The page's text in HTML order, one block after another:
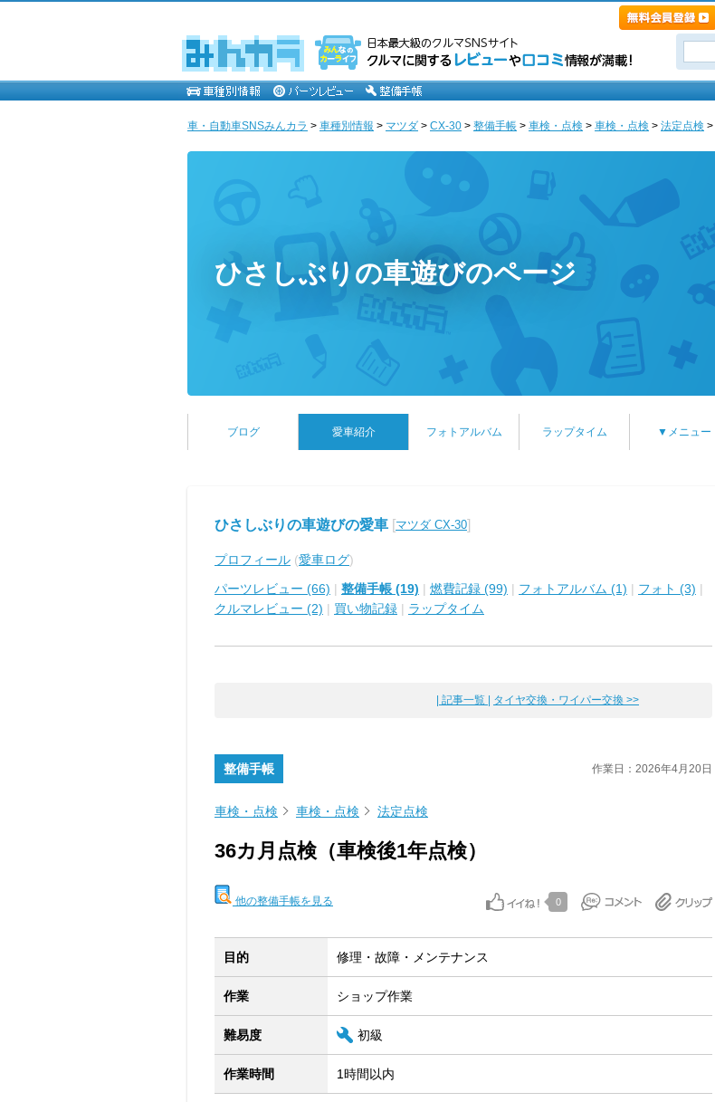
車・自動車SNSみんカラ > 車種別情報 > マツダ > CX-30 > 整備手帳 > 車検・点検 > 車検・点検 > 法定点検 >
ひさしぶりの車遊びのページ
ブログ 愛車紹介 フォトアルバム ラップタイム ▼メニュー
ひさしぶりの車遊びの愛車 [マツダ CX-30]
プロフィール (愛車ログ)
パーツレビュー (66) | 整備手帳 (19) | 燃費記録 (99) | フォトアルバム (1) | フォト (3) |
クルマレビュー (2) | 買い物記録 | ラップタイム
| 記事一覧 | タイヤ交換・ワイパー交換 >>
整備手帳 作業日：2026年4月20日
車検・点検 車検・点検 法定点検
36カ月点検（車検後1年点検）
他の整備手帳を見る 0
目的 修理・故障・メンテナンス
作業 ショップ作業
難易度 初級
作業時間 1時間以内